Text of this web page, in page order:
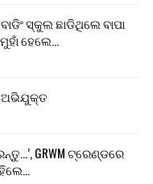
ସ୍କୁଲ ଛାଡିଥିଲେ ବାପା
ହେଲେ…
ଅଭିଯୁକ୍ତ
GRWM ଟ୍ରେଣ୍ଡରେ